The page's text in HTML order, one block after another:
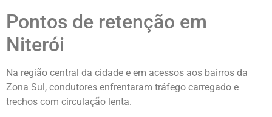
Pontos de retenção em
Niterói
Na região central da cidade e em acessos aos bairros da
Zona Sul, condutores enfrentaram tráfego carregado e
trechos com circulação lenta.